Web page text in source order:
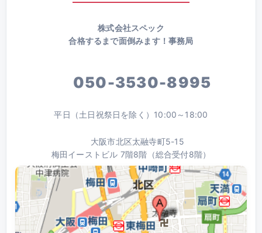
株式会社スペック
合格するまで面倒みます！事務局
050-3530-8995
平日（土日祝祭日を除く）10:00～18:00
大阪市北区太融寺町5-15
梅田イーストビル 7階8階（総合受付8階）